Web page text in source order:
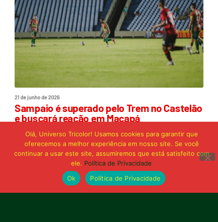
21 de junho de 2026
Sampaio é superado pelo Trem no Castelão
e buscará reação em Macapá
Publicidade
Olá, Universo Tricolor! Usamos cookies para garantir que
oferecemos a melhor experiência em nosso site. Se você
continuar a usar este site, assumiremos que está satisfeito com
ele. Política de Privacidade
Ok
Política de Privacidade